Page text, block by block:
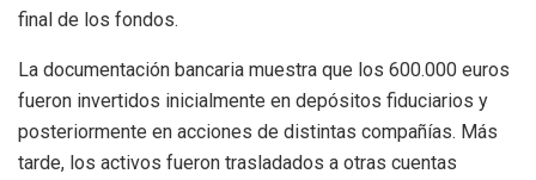
final de los fondos.
La documentación bancaria muestra que los 600.000 euros
fueron invertidos inicialmente en depósitos fiduciarios y
posteriormente en acciones de distintas compañías. Más
tarde, los activos fueron trasladados a otras cuentas